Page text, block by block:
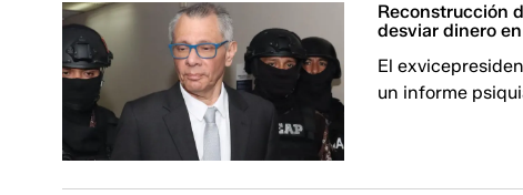
Reconstrucción
desviar dinero
El
un informe